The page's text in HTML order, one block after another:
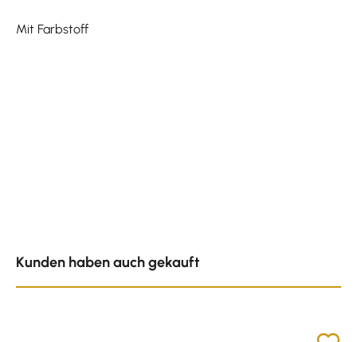
Mit Farbstoff
Kunden haben auch gekauft